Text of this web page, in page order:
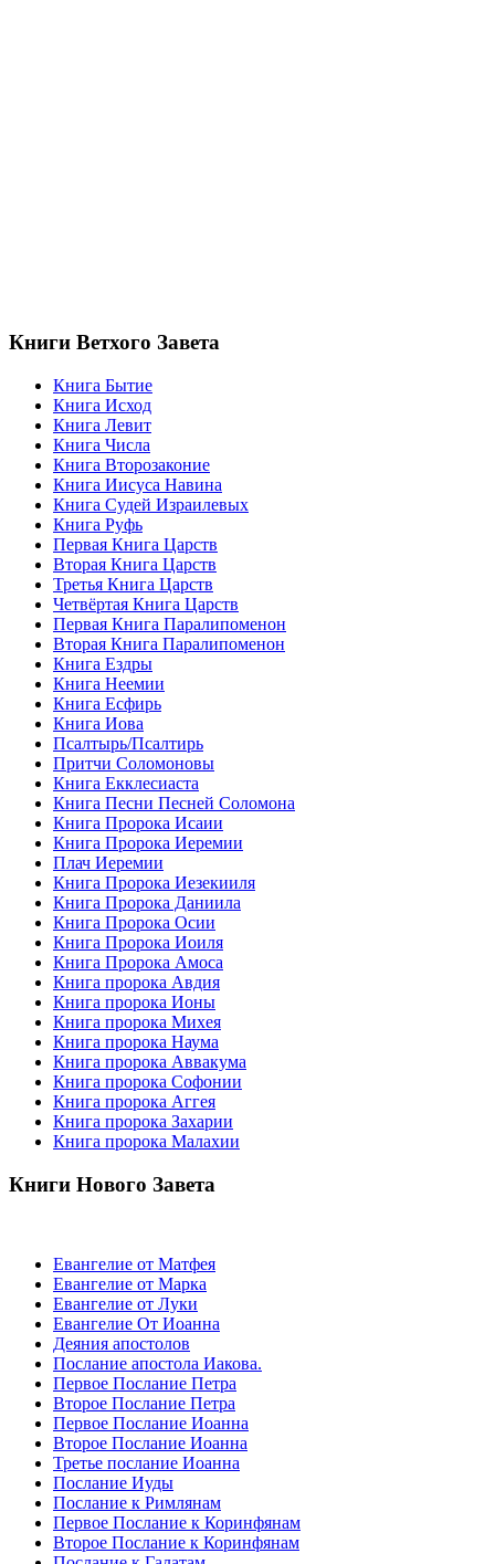
Книги Ветхого Завета
Книга Бытие
Книга Исход
Книга Левит
Книга Числа
Книга Второзаконие
Книга Иисуса Навина
Книга Судей Израилевых
Книга Руфь
Первая Книга Царств
Вторая Книга Царств
Третья Книга Царств
Четвёртая Книга Царств
Первая Книга Паралипоменон
Вторая Книга Паралипоменон
Книга Ездры
Книга Неемии
Книга Есфирь
Книга Иова
Псалтырь/Псалтирь
Притчи Соломоновы
Книга Екклесиаста
Книга Песни Песней Соломона
Книга Пророка Исаии
Книга Пророка Иеремии
Плач Иеремии
Книга Пророка Иезекииля
Книга Пророка Даниила
Книга Пророка Осии
Книга Пророка Иоиля
Книга Пророка Амоса
Книга пророка Авдия
Книга пророка Ионы
Книга пророка Михея
Книга пророка Наума
Книга пророка Аввакума
Книга пророка Софонии
Книга пророка Аггея
Книга пророка Захарии
Книга пророка Малахии
Книги Нового Завета
Евангелие от Матфея
Евангелие от Марка
Евангелие от Луки
Евангелие От Иоанна
Деяния апостолов
Послание апостола Иакова.
Первое Послание Петра
Второе Послание Петра
Первое Послание Иоанна
Второе Послание Иоанна
Третье послание Иоанна
Послание Иуды
Послание к Римлянам
Первое Послание к Коринфянам
Второе Послание к Коринфянам